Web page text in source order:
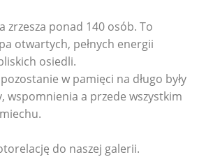
zrzesza ponad 140 osób. To
otwartych, pełnych energii
osiedli.
w pamięci na długo były
wspomnienia a przede wszystkim
do naszej galerii.